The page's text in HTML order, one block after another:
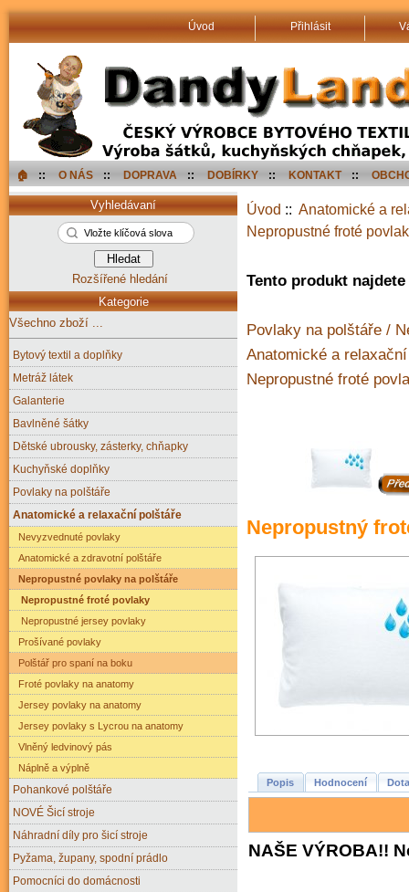
Úvod Přihlásit
🏠︎ :: O NÁS :: DOPRAVA :: DOBÍRKY :: KONTAKT ::
Úvod :: Anatomické a
Nepropustné froté
Tento produkt
Povlaky na polštáře /
Anatomické a
Nepropustné froté
Nepropustný
Popis Hodnocení
NAŠE VÝROBA!!
Vyhledávaní
Rozšířené hledání
Kategorie
Všechno zboží ...
Bytový textil a doplňky
Metráž látek
Galanterie
Bavlněné šátky
Dětské ubrousky, zásterky, chňapky
Kuchyňské doplňky
Povlaky na polštáře
Anatomické a relaxační polštáře
Nevyzvednuté povlaky
Anatomické a zdravotní polštáře
Nepropustné povlaky na polštáře
Nepropustné froté povlaky
Nepropustné jersey povlaky
Prošívané povlaky
Polštář pro spaní na boku
Froté povlaky na anatomy
Jersey povlaky na anatomy
Jersey povlaky s Lycrou na anatomy
Vlněný ledvinový pás
Náplně a výplně
Pohankové polštáře
NOVÉ Šicí stroje
Náhradní díly pro šicí stroje
Pyžama, župany, spodní prádlo
Pomocníci do domácnosti